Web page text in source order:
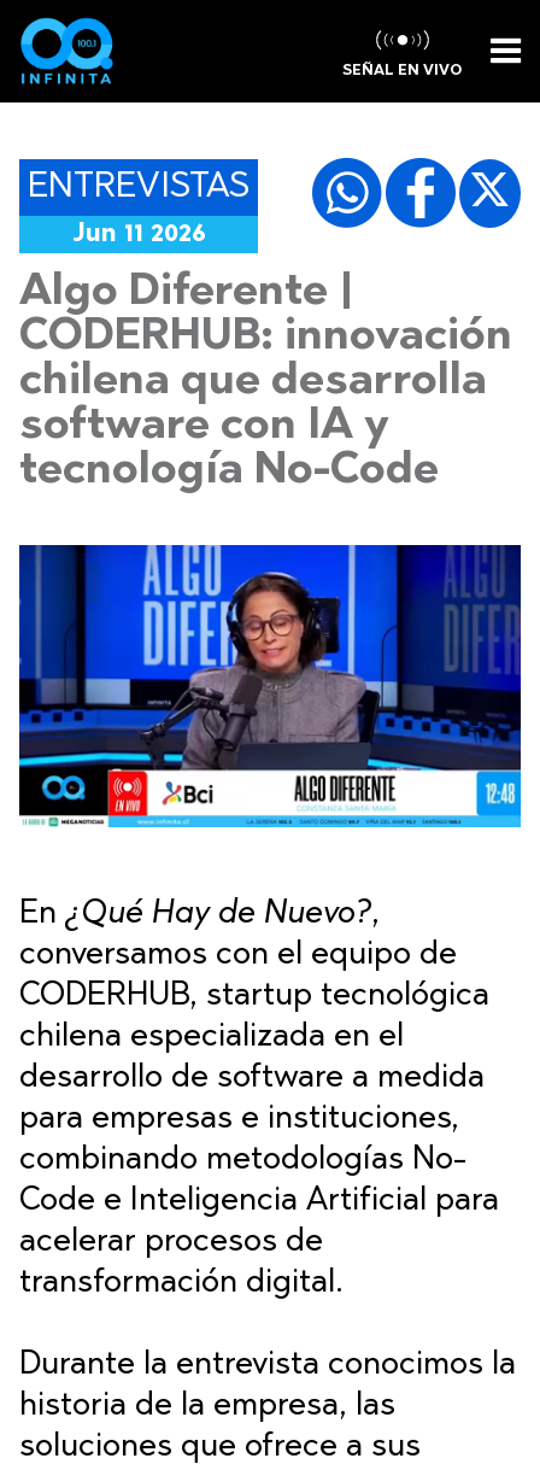
SEÑAL EN VIVO
ENTREVISTAS
Jun 11 2026
Algo Diferente |
CODERHUB: innovación
chilena que desarrolla
software con IA y
tecnología No-Code
En ¿Qué Hay de Nuevo?,
conversamos con el equipo de
CODERHUB, startup tecnológica
chilena especializada en el
desarrollo de software a medida
para empresas e instituciones,
combinando metodologías No-
Code e Inteligencia Artificial para
acelerar procesos de
transformación digital.
Durante la entrevista conocimos la
historia de la empresa, las
soluciones que ofrece a sus